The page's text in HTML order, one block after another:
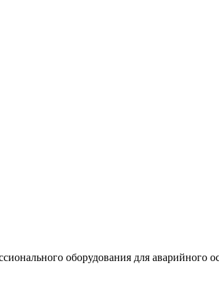
оборудования для